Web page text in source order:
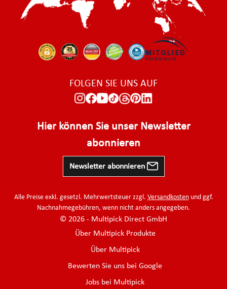
FOLGEN SIE UNS AUF
Hier können Sie unser Newsletter
abonnieren
Newsletter abonnieren
Alle Preise exkl. gesetzl. Mehrwertsteuer zzgl. Versandkostenund ggf.
Nachnahmegebühren, wenn nicht anders angegeben.
© 2026 - Multipick Direct GmbH
Über Multipick Produkte
Über Multipick
Bewerten Sie uns bei Google
Jobs bei Multipick